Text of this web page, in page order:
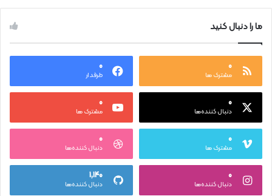
ما را دنبال کنید
۰
مشترک ها
۰
طرفدار
۰
دنبال کننده‌ها
۰
مشترک ها
۰
مشترک ها
۰
دنبال کننده‌ها
۰
دنبال کننده‌ها
۱,۱۴۰
دنبال کننده‌ها